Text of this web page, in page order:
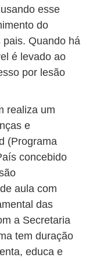
esse
do
pais. Quando há
é levado ao
por lesão
realiza um
e
(Programa
concebido
aula com
das
a Secretaria
tem duração
educa e